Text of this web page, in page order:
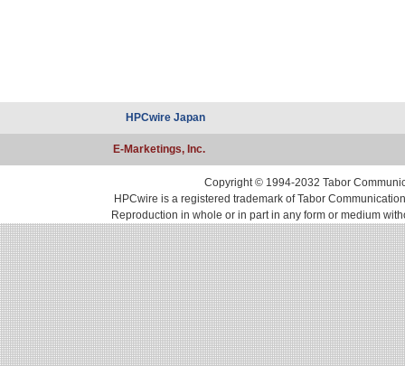
HPCwire Japan
E-Marketings, Inc.
Copyright © 1994-2032 Tabor
HPCwire is a registered trademark of Tabor
Reproduction in whole or in part in any form or medium